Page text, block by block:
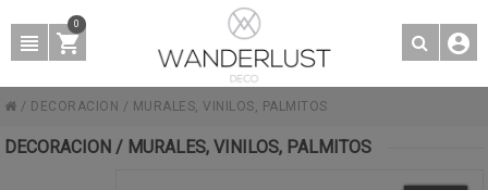
0
/ DECORACION / MURALES, VINILOS, PALMITOS
DECORACION / MURALES, VINILOS, PALMITOS